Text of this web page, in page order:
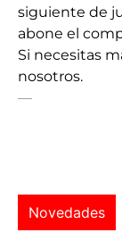
siguiente de
abone el
Si necesitas
nosotros.
—
Novedades